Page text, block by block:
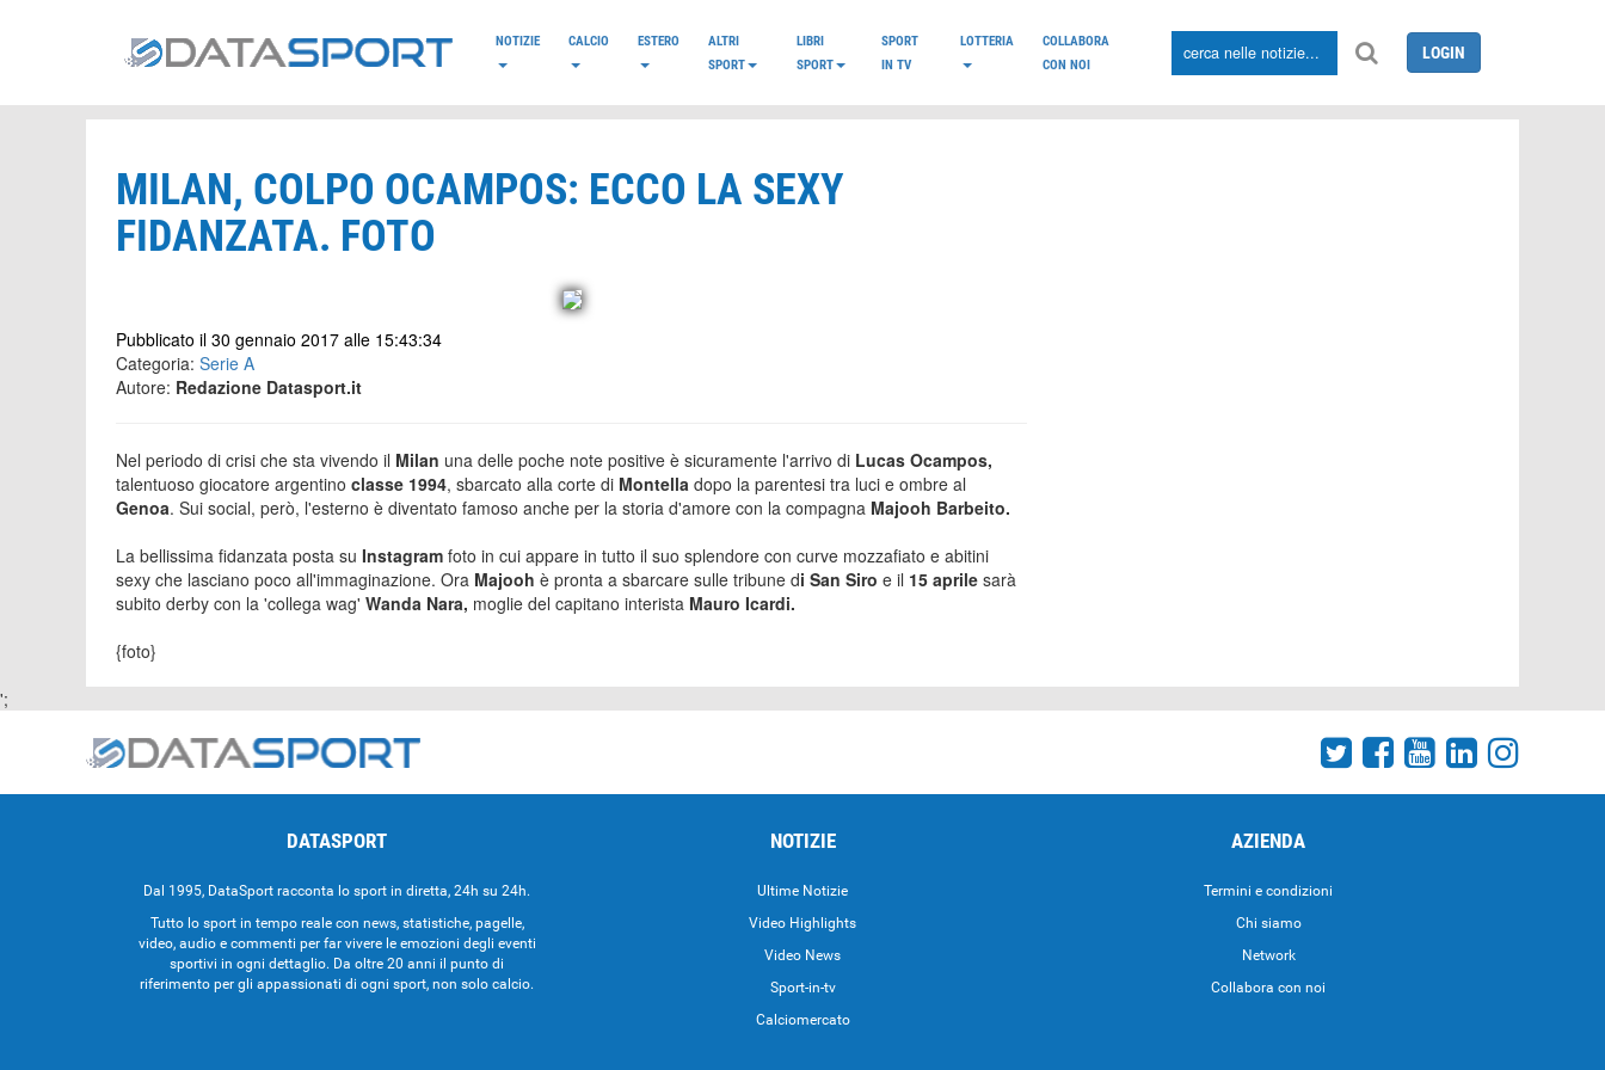
NOTIZIE CALCIO ESTERO
ALTRI
SPORT
LIBRI
SPORT
SPORT
IN TV
LOTTERIA
COLLABORA
CON NOI
LOGIN
MILAN, COLPO OCAMPOS: ECCO LA SEXY
FIDANZATA. FOTO
Pubblicato il 30 gennaio 2017 alle 15:43:34
Categoria: Serie A
Autore: Redazione Datasport.it
Nel periodo di crisi che sta vivendo il Milan una delle poche note positive è sicuramente l'arrivo di Lucas Ocampos,
talentuoso giocatore argentino classe 1994, sbarcato alla corte di Montella dopo la parentesi tra luci e ombre al
Genoa. Sui social, però, l'esterno è diventato famoso anche per la storia d'amore con la compagna Majooh Barbeito.
La bellissima fidanzata posta su Instagram foto in cui appare in tutto il suo splendore con curve mozzafiato e abitini
sexy che lasciano poco all'immaginazione. Ora Majooh è pronta a sbarcare sulle tribune di San Siro e il 15 aprile sarà
subito derby con la 'collega wag' Wanda Nara, moglie del capitano interista Mauro Icardi.
{foto}
';
DATASPORT
Dal 1995, DataSport racconta lo sport in diretta, 24h su 24h.
Tutto lo sport in tempo reale con news, statistiche, pagelle,
video, audio e commenti per far vivere le emozioni degli eventi
sportivi in ogni dettaglio. Da oltre 20 anni il punto di
riferimento per gli appassionati di ogni sport, non solo calcio.
NOTIZIE
Ultime Notizie
Video Highlights
Video News
Sport-in-tv
Calciomercato
AZIENDA
Termini e condizioni
Chi siamo
Network
Collabora con noi